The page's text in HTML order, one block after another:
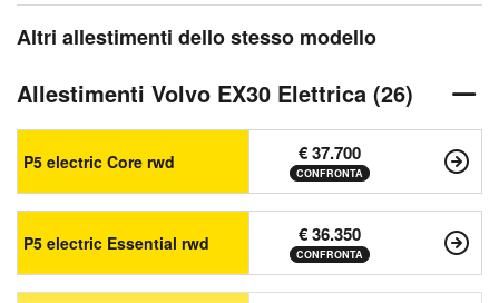
Altri allestimenti dello stesso modello
Allestimenti Volvo EX30 Elettrica (26)
P5 electric Core rwd € 37.700
CONFRONTA
P5 electric Essential rwd € 36.350
CONFRONTA